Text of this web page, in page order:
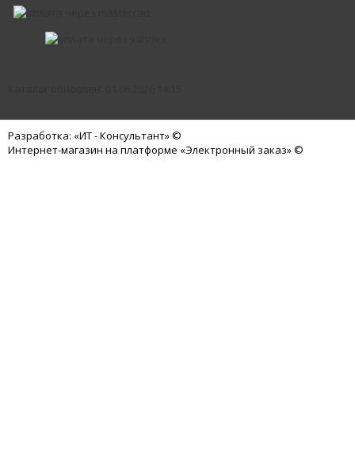
Разработка: «ИТ - Консультант» ©
Интернет-магазин на платформе «Электронный заказ» ©